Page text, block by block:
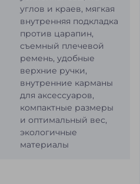
углов и краев, мягкая
внутренняя подкладка
против царапин,
съемный плечевой
ремень, удобные
верхние ручки,
внутренние карманы
для аксессуаров,
компактные размеры
и оптимальный вес,
экологичные
материалы